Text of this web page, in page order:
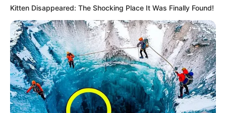
Kitten Disappeared: The Shocking Place It Was Finally Found!